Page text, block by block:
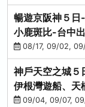
暢遊京阪神５日
小鹿斑比-台中
08/17, 09/02,
神戶天空之城５
伊根灣遊船、天
龍蝦-台中出發
09/04, 09/07,